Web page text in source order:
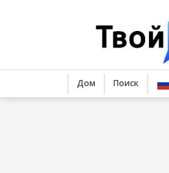
Дом Поиск